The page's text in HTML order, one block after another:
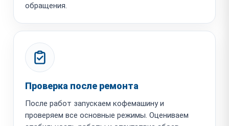
обращения.
Проверка после ремонта
После работ запускаем кофемашину и
проверяем все основные режимы. Оцениваем